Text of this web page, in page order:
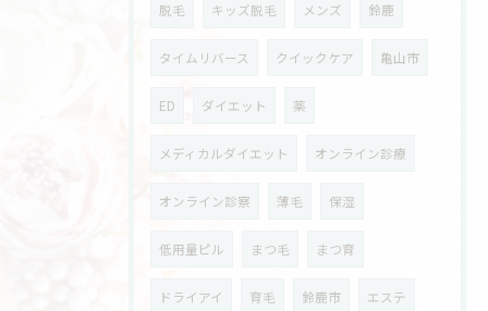
脱毛 キッズ脱毛 メンズ 鈴鹿
タイムリバース クイックケア 亀山市
ED ダイエット 薬
メディカルダイエット オンライン診療
オンライン診察 薄毛 保湿
低用量ピル まつ毛 まつ育
ドライアイ 育毛 鈴鹿市 エステ